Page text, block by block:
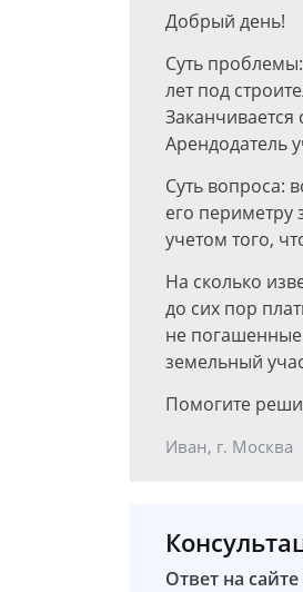
Добрый день!
Суть
лет под
Арендодатель
Суть вопроса:
его периметру
учетом того,
На сколько
до сих пор
не
земельный
Помогите
Иван, г. Москва
Ответ на